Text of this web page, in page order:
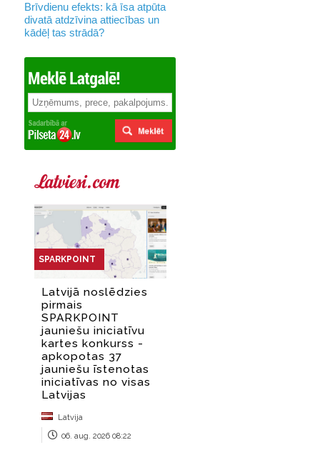
Brīvdienu efekts: kā īsa atpūta
divatā atdzīvina attiecības un
kādēļ tas strādā?